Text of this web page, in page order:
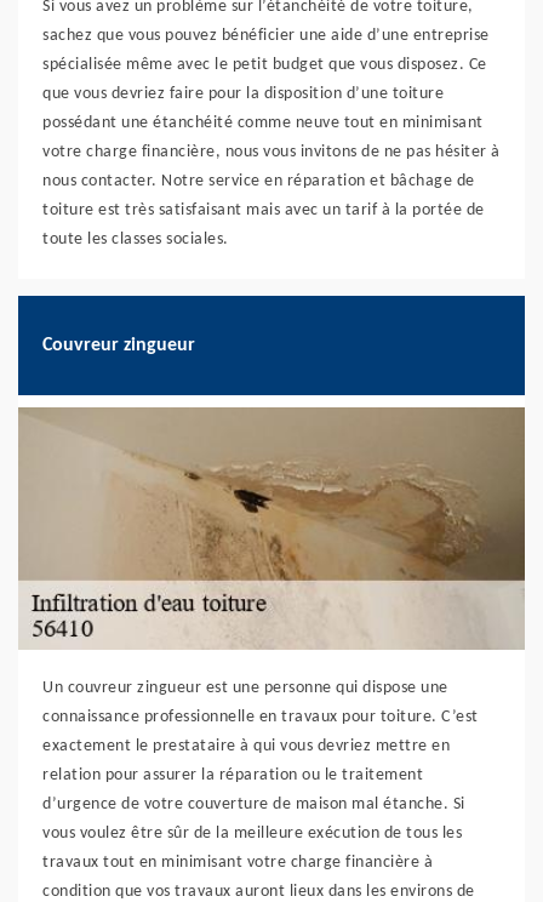
Si vous avez un problème sur l’étanchéité de votre toiture,
sachez que vous pouvez bénéficier une aide d’une entreprise
spécialisée même avec le petit budget que vous disposez. Ce
que vous devriez faire pour la disposition d’une toiture
possédant une étanchéité comme neuve tout en minimisant
votre charge financière, nous vous invitons de ne pas hésiter à
nous contacter. Notre service en réparation et bâchage de
toiture est très satisfaisant mais avec un tarif à la portée de
toute les classes sociales.
Couvreur zingueur
Un couvreur zingueur est une personne qui dispose une
connaissance professionnelle en travaux pour toiture. C’est
exactement le prestataire à qui vous devriez mettre en
relation pour assurer la réparation ou le traitement
d’urgence de votre couverture de maison mal étanche. Si
vous voulez être sûr de la meilleure exécution de tous les
travaux tout en minimisant votre charge financière à
condition que vos travaux auront lieux dans les environs de